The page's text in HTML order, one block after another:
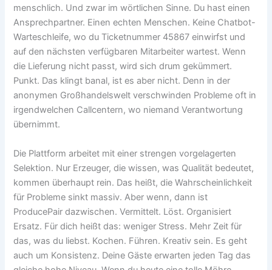
menschlich. Und zwar im wörtlichen Sinne. Du hast einen
Ansprechpartner. Einen echten Menschen. Keine Chatbot-
Warteschleife, wo du Ticketnummer 45867 einwirfst und
auf den nächsten verfügbaren Mitarbeiter wartest. Wenn
die Lieferung nicht passt, wird sich drum gekümmert.
Punkt. Das klingt banal, ist es aber nicht. Denn in der
anonymen Großhandelswelt verschwinden Probleme oft in
irgendwelchen Callcentern, wo niemand Verantwortung
übernimmt.
Die Plattform arbeitet mit einer strengen vorgelagerten
Selektion. Nur Erzeuger, die wissen, was Qualität bedeutet,
kommen überhaupt rein. Das heißt, die Wahrscheinlichkeit
für Probleme sinkt massiv. Aber wenn, dann ist
ProducePair dazwischen. Vermittelt. Löst. Organisiert
Ersatz. Für dich heißt das: weniger Stress. Mehr Zeit für
das, was du liebst. Kochen. Führen. Kreativ sein. Es geht
auch um Konsistenz. Deine Gäste erwarten jeden Tag das